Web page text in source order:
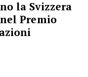
la Svizzera
Premio